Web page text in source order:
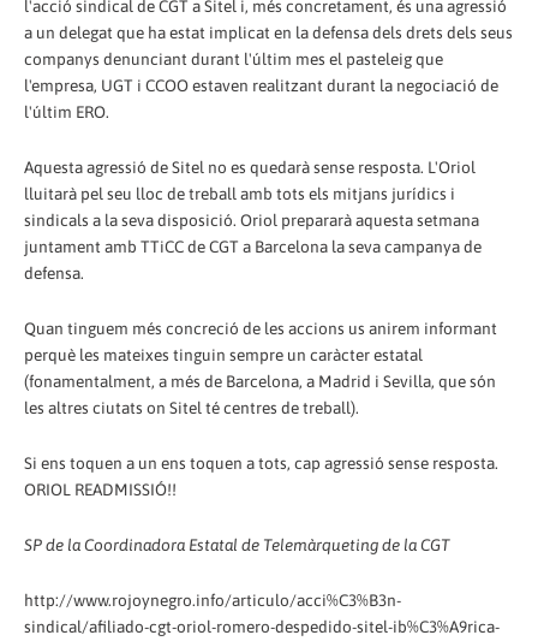
l'acció sindical de CGT a Sitel i, més concretament, és una agressió
a un delegat que ha estat implicat en la defensa dels drets dels seus
companys denunciant durant l'últim mes el pasteleig que
l'empresa, UGT i CCOO estaven realitzant durant la negociació de
l'últim ERO.
Aquesta agressió de Sitel no es quedarà sense resposta. L'Oriol
lluitarà pel seu lloc de treball amb tots els mitjans jurídics i
sindicals a la seva disposició. Oriol prepararà aquesta setmana
juntament amb TTiCC de CGT a Barcelona la seva campanya de
defensa.
Quan tinguem més concreció de les accions us anirem informant
perquè les mateixes tinguin sempre un caràcter estatal
(fonamentalment, a més de Barcelona, a Madrid i Sevilla, que són
les altres ciutats on Sitel té centres de treball).
Si ens toquen a un ens toquen a tots, cap agressió sense resposta.
ORIOL READMISSIÓ!!
SP de la Coordinadora Estatal de Telemàrqueting de la CGT
http://www.rojoynegro.info/articulo/acci%C3%B3n-
sindical/afiliado-cgt-oriol-romero-despedido-sitel-ib%C3%A9rica-